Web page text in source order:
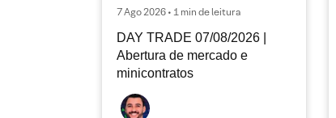
7 Ago 2026 • 1 min de leitura
DAY TRADE 07/08/2026 |
Abertura de mercado e
minicontratos